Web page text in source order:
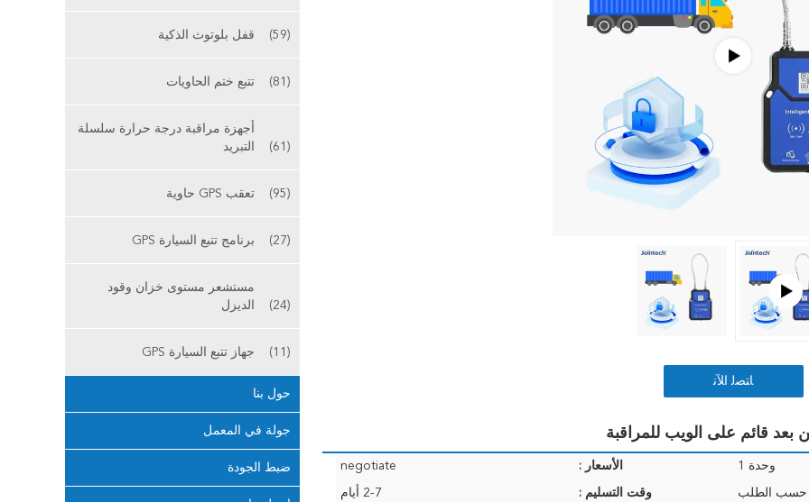
قفل بلوتوث الذكية (59)
تتبع ختم الحاويات (81)
أجهزة مراقبة درجة حرارة سلسلة
التبريد
(61)
تعقب GPS حاوية (95)
برنامج تتبع السيارة GPS (27)
مستشعر مستوى خزان وقود
الديزل
(24)
جهاز تتبع السيارة GPS (11)
حول بنا
جولة في المعمل
ضبط الجودة
ﺎﺘﺼﻟ ﺍﻶﻧ
وحدة 1 الأسعار : negotiate
حسب الطلب وقت التسليم : 2-7 أيام